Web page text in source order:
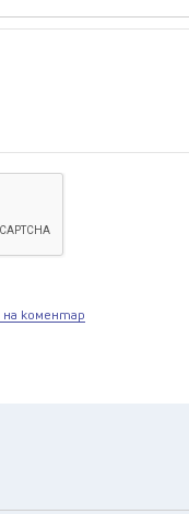
на коментар